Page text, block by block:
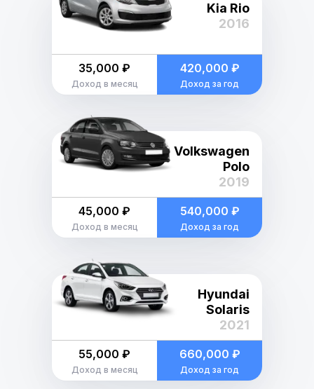
Kia Rio
2016
35,000 ₽
Доход в месяц
420,000 ₽
Доход за год
Volkswagen
Polo
2019
45,000 ₽
Доход в месяц
540,000 ₽
Доход за год
Hyundai
Solaris
2021
55,000 ₽
Доход в месяц
660,000 ₽
Доход за год